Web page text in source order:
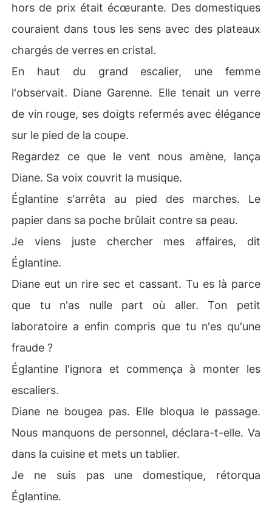
hors de prix était écœurante. Des domestiques
couraient dans tous les sens avec des plateaux
chargés de verres en cristal.
En haut du grand escalier, une femme
l'observait. Diane Garenne. Elle tenait un verre
de vin rouge, ses doigts refermés avec élégance
sur le pied de la coupe.
Regardez ce que le vent nous amène, lança
Diane. Sa voix couvrit la musique.
Églantine s'arrêta au pied des marches. Le
papier dans sa poche brûlait contre sa peau.
Je viens juste chercher mes affaires, dit
Églantine.
Diane eut un rire sec et cassant. Tu es là parce
que tu n'as nulle part où aller. Ton petit
laboratoire a enfin compris que tu n'es qu'une
fraude ?
Églantine l'ignora et commença à monter les
escaliers.
Diane ne bougea pas. Elle bloqua le passage.
Nous manquons de personnel, déclara-t-elle. Va
dans la cuisine et mets un tablier.
Je ne suis pas une domestique, rétorqua
Églantine.